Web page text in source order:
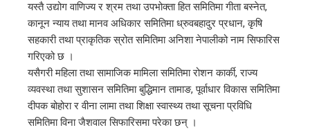
यस्तै उद्योग वाणिज्य र श्रम तथा उपभोक्ता हित समितिमा गीता बस्नेत,
कानून न्याय तथा मानव अधिकार समितिमा ध्रुवबहादुर प्रधान, कृषि
सहकारी तथा प्राकृतिक स्रोत समितिमा अनिशा नेपालीको नाम सिफारिस
गरिएको छ ।
यसैगरी महिला तथा सामाजिक मामिला समितिमा रोशन कार्की, राज्य
व्यवस्था तथा सुशासन समितिमा बुद्धिमान तामाङ, पूर्वाधार विकास समितिमा
दीपक बोहोरा र वीना लामा तथा शिक्षा स्वास्थ्य तथा सूचना प्रविधि
समितिमा विना जैशवाल सिफारिसमा परेका छन् ।